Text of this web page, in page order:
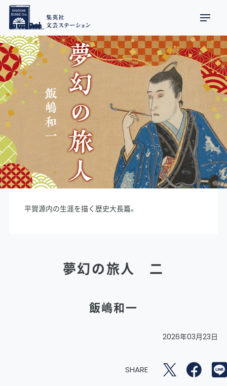
平賀源内の生涯を描く歴史大長篇。
夢幻の旅人 二
飯嶋和一
2026年03月23日
SHARE